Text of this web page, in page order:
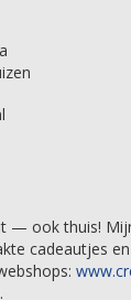
— ook thuis!
cadeautjes
.